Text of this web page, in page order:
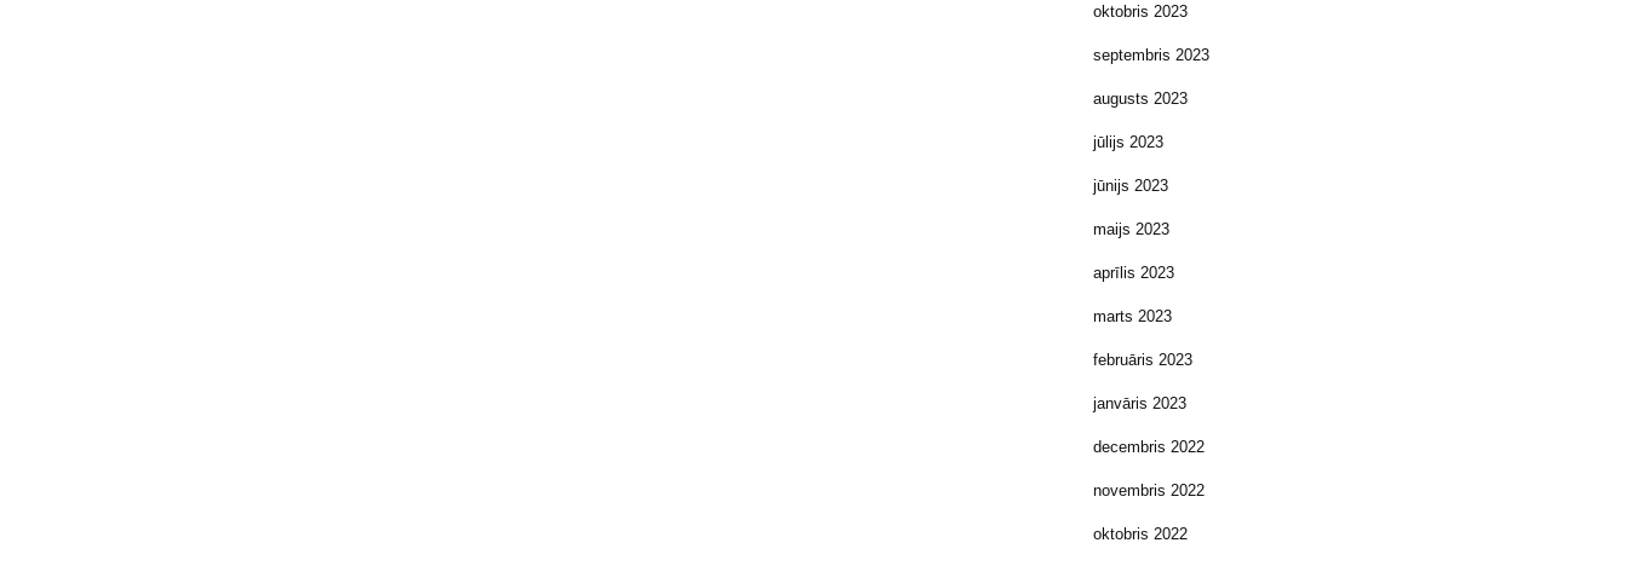
oktobris 2023
septembris 2023
augusts 2023
jūlijs 2023
jūnijs 2023
maijs 2023
aprīlis 2023
marts 2023
februāris 2023
janvāris 2023
decembris 2022
novembris 2022
oktobris 2022